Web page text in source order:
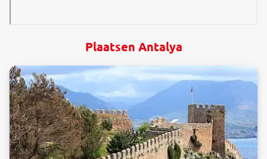
Plaatsen Antalya